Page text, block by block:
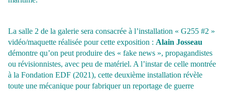
La salle 2 de la galerie sera consacrée à l’installation « G255 #2 »
vidéo/maquette réalisée pour cette exposition : Alain Josseau
démontre qu’on peut produire des « fake news », propagandistes
ou révisionnistes, avec peu de matériel. A l’instar de celle montrée
à la Fondation EDF (2021), cette deuxième installation révèle
toute une mécanique pour fabriquer un reportage de guerre